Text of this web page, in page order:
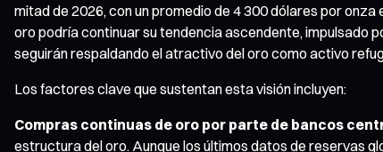
mitad de 2026, con un promedio de 4 300 dólares por
oro podría continuar su tendencia ascendente, impulsado
seguirán respaldando el atractivo del oro como activo
Los factores clave que sustentan esta visión incluyen:
Compras continuas de oro por parte de bancos
estructura del oro. Aunque los últimos datos de reservas